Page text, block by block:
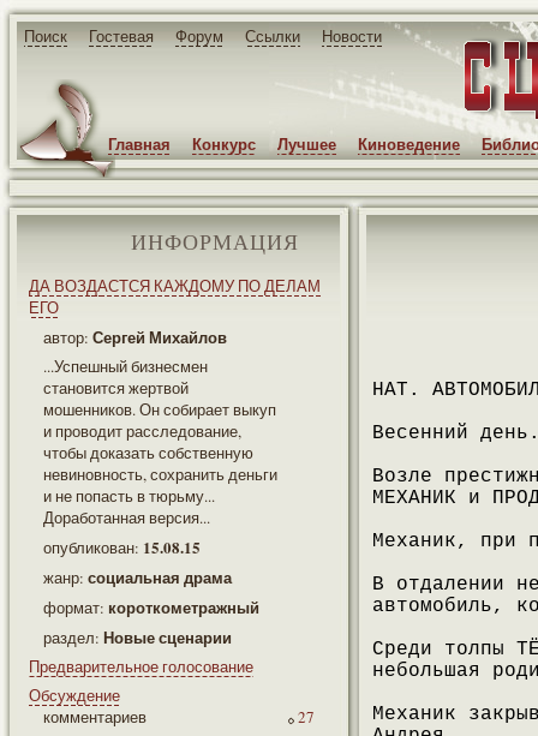
Поиск Гостевая Форум Ссылки Новости
Главная Конкурс Лучшее Киноведение
ИНФОРМАЦИЯ
ДА ВОЗДАСТСЯ КАЖДОМУ ПО ДЕЛАМ
ЕГО
автор: Сергей Михайлов
...Успешный бизнесмен
становится жертвой
мошенников. Он собирает выкуп
и проводит расследование,
чтобы доказать собственную
невиновность, сохранить деньги
и не попасть в тюрьму...
Доработанная версия...
опубликован: 15.08.15
жанр: социальная драма
формат: короткометражный
раздел: Новые сценарии
Предварительное голосование
Обсуждение
комментариев
27
НАТ.
Весенний
Возле
МЕХАНИК и
Механик, при
В отдалении
автомобиль,
Среди толпы
небольшая
Механик